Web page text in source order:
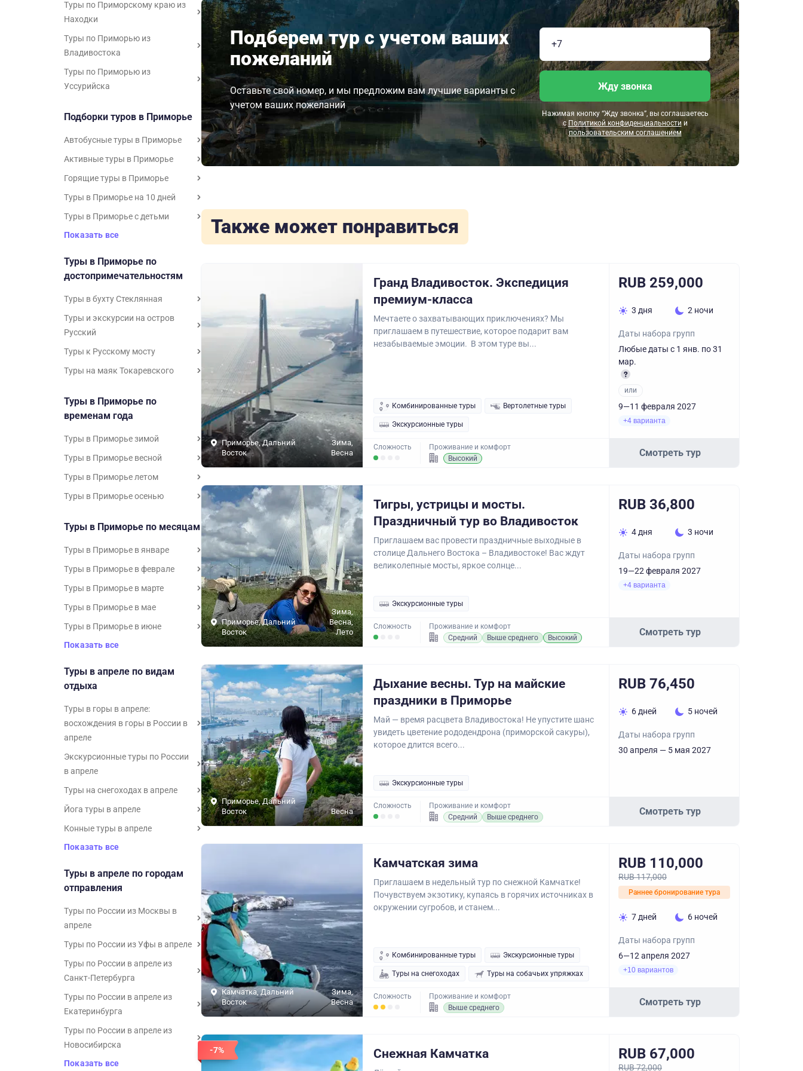
Туры по Приморскому краю из
Находки
Туры по Приморью из
Владивостока
Туры по Приморью из
Уссурийска
Подборки туров в Приморье
Автобусные туры в Приморье
Активные туры в Приморье
Горящие туры в Приморье
Туры в Приморье на 10 дней
Туры в Приморье с детьми
Показать все
Туры в Приморье по
достопримечательностям
Туры в бухту Стеклянная
Туры и экскурсии на остров
Русский
Туры к Русскому мосту
Туры на маяк Токаревского
Туры в Приморье по
временам года
Туры в Приморье зимой
Туры в Приморье весной
Туры в Приморье летом
Туры в Приморье осенью
Туры в Приморье по месяцам
Туры в Приморье в январе
Туры в Приморье в феврале
Туры в Приморье в марте
Туры в Приморье в мае
Туры в Приморье в июне
Показать все
Туры в апреле по видам
отдыха
Туры в горы в апреле:
восхождения в горы в России в
апреле
Экскурсионные туры по России
в апреле
Туры на снегоходах в апреле
Йога туры в апреле
Конные туры в апреле
Показать все
Туры в апреле по городам
отправления
Туры по России из Москвы в
апреле
Туры по России из Уфы в апреле
Туры по России в апреле из
Санкт-Петербурга
Туры по России в апреле из
Екатеринбурга
Туры по России в апреле из
Новосибирска
Показать все
Подберем тур с учетом ваших
пожеланий
Оставьте свой номер, и мы предложим вам лучшие варианты с
учетом ваших пожеланий
Жду звонка
Нажимая кнопку “Жду звонка”, вы соглашаетесь
сПолитикой конфиденциальности и
пользовательским соглашением
Также может понравиться
Приморье, Дальний
Восток
Зима,
Весна
Гранд Владивосток. Экспедиция
премиум-класса
Мечтаете о захватывающих приключениях? Мы
приглашаем в путешествие, которое подарит вам
незабываемые эмоции. В этом туре вы...
Комбинированные туры Вертолетные туры
Экскурсионные туры
Сложность
Проживание и комфорт
Высокий
RUB 259,000
3 дня 2 ночи
Даты набора групп
Любые даты с 1 янв. по 31
мар.
или
9—11 февраля 2027
+4 варианта
Смотреть тур
Приморье, Дальний
Восток
Зима,
Весна,
Лето
Тигры, устрицы и мосты.
Праздничный тур во Владивосток
Приглашаем вас провести праздничные выходные в
столице Дальнего Востока – Владивостоке! Вас ждут
великолепные мосты, яркое солнце...
Экскурсионные туры
Сложность
Проживание и комфорт
Средний
Выше среднего Высокий
RUB 36,800
4 дня 3 ночи
Даты набора групп
19—22 февраля 2027
+4 варианта
Смотреть тур
Приморье, Дальний
Восток
Весна
Дыхание весны. Тур на майские
праздники в Приморье
Май — время расцвета Владивостока! Не упустите шанс
увидеть цветение рододендрона (приморской сакуры),
которое длится всего...
Экскурсионные туры
Сложность
Проживание и комфорт
Средний
Выше среднего
RUB 76,450
6 дней 5 ночей
Даты набора групп
30 апреля — 5 мая 2027
Смотреть тур
Камчатка, Дальний
Восток
Зима,
Весна
Камчатская зима
Приглашаем в недельный тур по снежной Камчатке!
Почувствуем экзотику, купаясь в горячих источниках в
окружении сугробов, и станем...
Комбинированные туры Экскурсионные туры
Туры на снегоходах Туры на собачьих упряжках
Сложность
Проживание и комфорт
Выше среднего
RUB 110,000
RUB 117,000
Раннее бронирование тура
7 дней 6 ночей
Даты набора групп
6—12 апреля 2027
+10 вариантов
Смотреть тур
-7% Снежная Камчатка RUB 67,000
RUB 72,000